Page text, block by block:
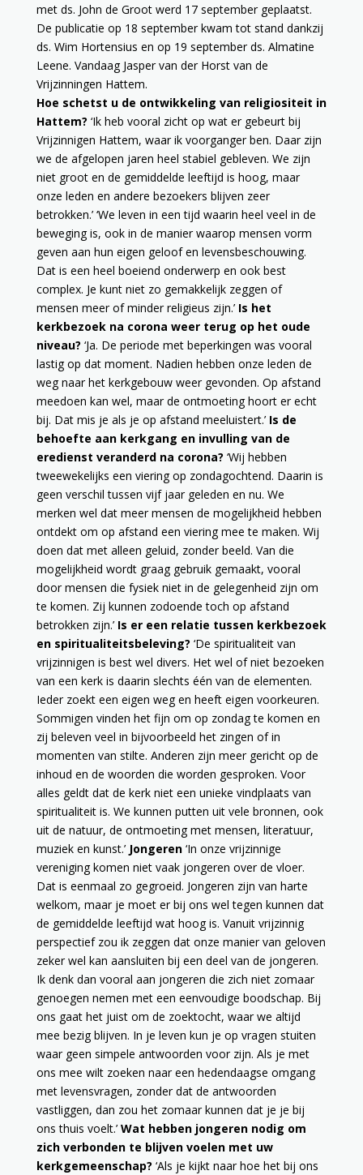
met ds. John de Groot werd 17 september geplaatst.
De publicatie op 18 september kwam tot stand dankzij
ds. Wim Hortensius en op 19 september ds. Almatine
Leene. Vandaag Jasper van der Horst van de
Vrijzinningen Hattem.
Hoe schetst u de ontwikkeling van religiositeit in
Hattem? ‘Ik heb vooral zicht op wat er gebeurt bij
Vrijzinnigen Hattem, waar ik voorganger ben. Daar zijn
we de afgelopen jaren heel stabiel gebleven. We zijn
niet groot en de gemiddelde leeftijd is hoog, maar
onze leden en andere bezoekers blijven zeer
betrokken.’ ‘We leven in een tijd waarin heel veel in de
beweging is, ook in de manier waarop mensen vorm
geven aan hun eigen geloof en levensbeschouwing.
Dat is een heel boeiend onderwerp en ook best
complex. Je kunt niet zo gemakkelijk zeggen of
mensen meer of minder religieus zijn.’ Is het
kerkbezoek na corona weer terug op het oude
niveau? ‘Ja. De periode met beperkingen was vooral
lastig op dat moment. Nadien hebben onze leden de
weg naar het kerkgebouw weer gevonden. Op afstand
meedoen kan wel, maar de ontmoeting hoort er echt
bij. Dat mis je als je op afstand meeluistert.’ Is de
behoefte aan kerkgang en invulling van de
eredienst veranderd na corona? ‘Wij hebben
tweewekelijks een viering op zondagochtend. Daarin is
geen verschil tussen vijf jaar geleden en nu. We
merken wel dat meer mensen de mogelijkheid hebben
ontdekt om op afstand een viering mee te maken. Wij
doen dat met alleen geluid, zonder beeld. Van die
mogelijkheid wordt graag gebruik gemaakt, vooral
door mensen die fysiek niet in de gelegenheid zijn om
te komen. Zij kunnen zodoende toch op afstand
betrokken zijn.’ Is er een relatie tussen kerkbezoek
en spiritualiteitsbeleving? ‘De spiritualiteit van
vrijzinnigen is best wel divers. Het wel of niet bezoeken
van een kerk is daarin slechts één van de elementen.
Ieder zoekt een eigen weg en heeft eigen voorkeuren.
Sommigen vinden het fijn om op zondag te komen en
zij beleven veel in bijvoorbeeld het zingen of in
momenten van stilte. Anderen zijn meer gericht op de
inhoud en de woorden die worden gesproken. Voor
alles geldt dat de kerk niet een unieke vindplaats van
spiritualiteit is. We kunnen putten uit vele bronnen, ook
uit de natuur, de ontmoeting met mensen, literatuur,
muziek en kunst.’ Jongeren‘In onze vrijzinnige
vereniging komen niet vaak jongeren over de vloer.
Dat is eenmaal zo gegroeid. Jongeren zijn van harte
welkom, maar je moet er bij ons wel tegen kunnen dat
de gemiddelde leeftijd wat hoog is. Vanuit vrijzinnig
perspectief zou ik zeggen dat onze manier van geloven
zeker wel kan aansluiten bij een deel van de jongeren.
Ik denk dan vooral aan jongeren die zich niet zomaar
genoegen nemen met een eenvoudige boodschap. Bij
ons gaat het juist om de zoektocht, waar we altijd
mee bezig blijven. In je leven kun je op vragen stuiten
waar geen simpele antwoorden voor zijn. Als je met
ons mee wilt zoeken naar een hedendaagse omgang
met levensvragen, zonder dat de antwoorden
vastliggen, dan zou het zomaar kunnen dat je je bij
ons thuis voelt.’ Wat hebben jongeren nodig om
zich verbonden te blijven voelen met uw
kerkgemeenschap? ‘Als je kijkt naar hoe het bij ons